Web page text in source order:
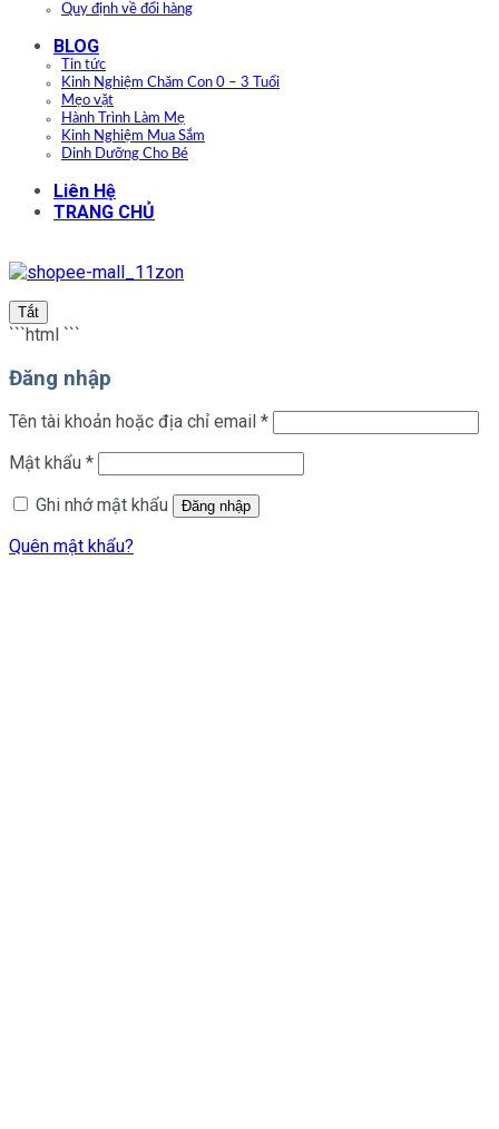
Quy định về đổi hàng
BLOG
Tin tức
Kinh Nghiệm Chăm Con 0 – 3 Tuổi
Mẹo vặt
Hành Trình Làm Mẹ
Kinh Nghiệm Mua Sắm
Dinh Dưỡng Cho Bé
Liên Hệ
TRANG CHỦ
Tắt
```html ```
Đăng nhập
Tên tài khoản hoặc địa chỉ email *Bắt
Mật khẩu *Bắt
Ghi nhớ mật khẩu
Đăng nhập
Quên mật khẩu?